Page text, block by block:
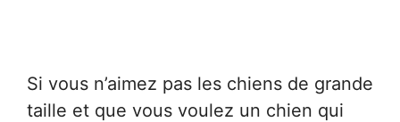
Si vous n’aimez pas les chiens de grande
taille et que vous voulez un chien qui